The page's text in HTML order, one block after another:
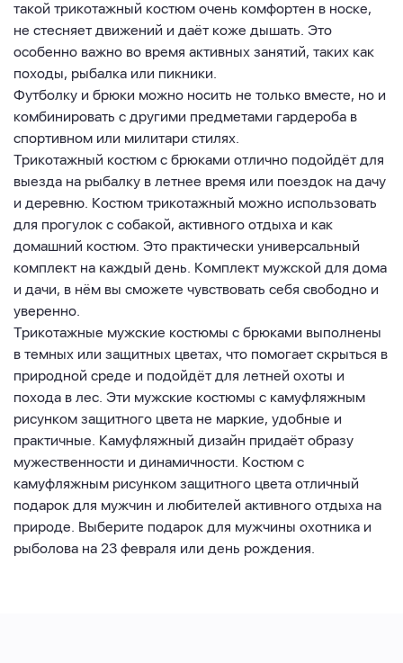
такой трикотажный костюм очень комфортен в носке,
не стесняет движений и даёт коже дышать. Это
особенно важно во время активных занятий, таких как
походы, рыбалка или пикники.
Футболку и брюки можно носить не только вместе, но и
комбинировать с другими предметами гардероба в
спортивном или милитари стилях.
Трикотажный костюм с брюками отлично подойдёт для
выезда на рыбалку в летнее время или поездок на дачу
и деревню. Костюм трикотажный можно использовать
для прогулок с собакой, активного отдыха и как
домашний костюм. Это практически универсальный
комплект на каждый день. Комплект мужской для дома
и дачи, в нём вы сможете чувствовать себя свободно и
уверенно.
Трикотажные мужские костюмы с брюками выполнены
в темных или защитных цветах, что помогает скрыться в
природной среде и подойдёт для летней охоты и
похода в лес. Эти мужские костюмы с камуфляжным
рисунком защитного цвета не маркие, удобные и
практичные. Камуфляжный дизайн придаёт образу
мужественности и динамичности. Костюм с
камуфляжным рисунком защитного цвета отличный
подарок для мужчин и любителей активного отдыха на
природе. Выберите подарок для мужчины охотника и
рыболова на 23 февраля или день рождения.